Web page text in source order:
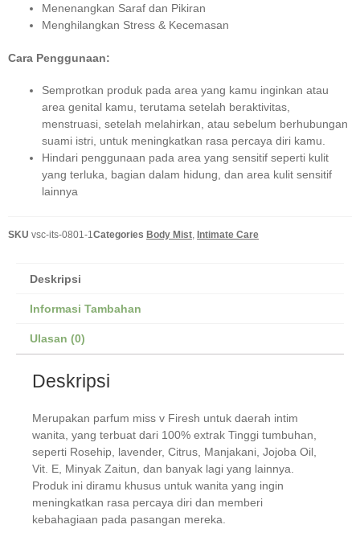
Menenangkan Saraf dan Pikiran
Menghilangkan Stress & Kecemasan
Cara Penggunaan:
Semprotkan produk pada area yang kamu inginkan atau
area genital kamu, terutama setelah beraktivitas,
menstruasi, setelah melahirkan, atau sebelum berhubungan
suami istri, untuk meningkatkan rasa percaya diri kamu.
Hindari penggunaan pada area yang sensitif seperti kulit
yang terluka, bagian dalam hidung, dan area kulit sensitif
lainnya
SKU vsc-its-0801-1Categories Body Mist, Intimate Care
Deskripsi
Informasi Tambahan
Ulasan (0)
Deskripsi
Merupakan parfum miss v Firesh untuk daerah intim
wanita, yang terbuat dari 100% extrak Tinggi tumbuhan,
seperti Rosehip, lavender, Citrus, Manjakani, Jojoba Oil,
Vit. E, Minyak Zaitun, dan banyak lagi yang lainnya.
Produk ini diramu khusus untuk wanita yang ingin
meningkatkan rasa percaya diri dan memberi
kebahagiaan pada pasangan mereka.